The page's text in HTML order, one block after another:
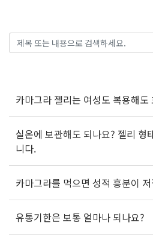
카마그라 젤리는 여성도 복용해도
실온에 보관해도 되나요? 젤리 형
니다.
카마그라를 먹으면 성적 흥분이
유통기한은 보통 얼마나 되나요?